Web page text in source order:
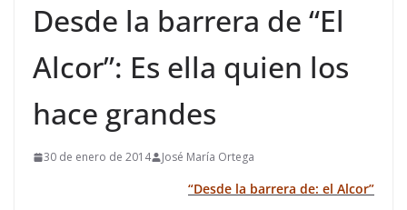
Desde la barrera de “El
Alcor”: Es ella quien los
hace grandes
30 de enero de 2014 José María Ortega
“Desde la barrera de: el Alcor”